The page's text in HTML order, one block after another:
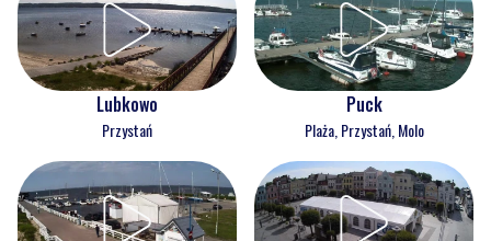
Lubkowo
Przystań
Puck
Plaża, Przystań, Molo